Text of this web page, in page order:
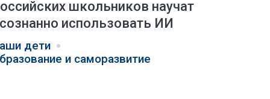
школьников научат
использовать ИИ
дети
и саморазвитие